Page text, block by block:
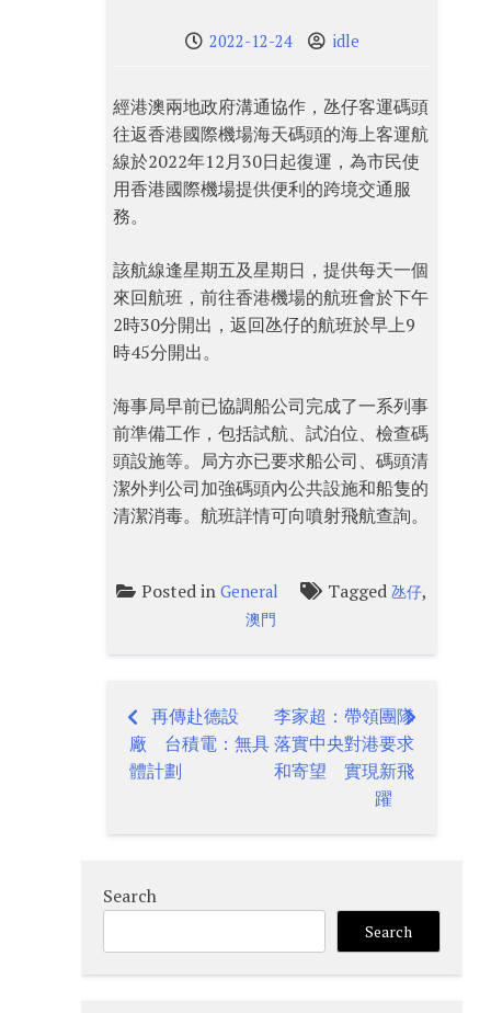
2022-12-24 idle
經港澳兩地政府溝通協作，氹仔客運碼頭
往返香港國際機場海天碼頭的海上客運航
線於2022年12月30日起復運，為市民使
用香港國際機場提供便利的跨境交通服
務。
該航線逢星期五及星期日，提供每天一個
來回航班，前往香港機場的航班會於下午
2時30分開出，返回氹仔的航班於早上9
時45分開出。
海事局早前已協調船公司完成了一系列事
前準備工作，包括試航、試泊位、檢查碼
頭設施等。局方亦已要求船公司、碼頭清
潔外判公司加強碼頭內公共設施和船隻的
清潔消毒。航班詳情可向噴射飛航查詢。
Posted inGeneral Tagged氹仔,
澳門
Post
navigation
再傳赴德設
廠 台積電：無具
體計劃
李家超：帶領團隊
落實中央對港要求
和寄望 實現新飛
躍
Search
Search